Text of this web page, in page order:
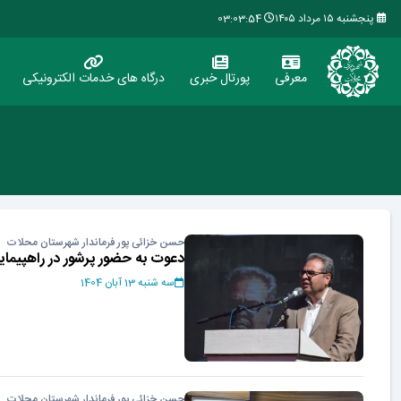
پنجشنبه ۱۵ مرداد ۱۴۰۵ 03:03:54
معرفی پورتال خبری درگاه های خدمات الکترونیکی
حسن خزائی پور فرماندار شهرستان محلات
دعوت به حضور پرشور در راهپیمایی 13
سه شنبه 13 آبان 1404